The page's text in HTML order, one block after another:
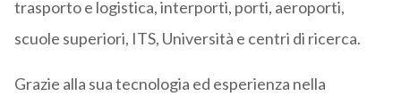
trasporto e logistica, interporti, porti, aeroporti,
scuole superiori, ITS, Università e centri di ricerca.
Grazie alla sua tecnologia ed esperienza nella